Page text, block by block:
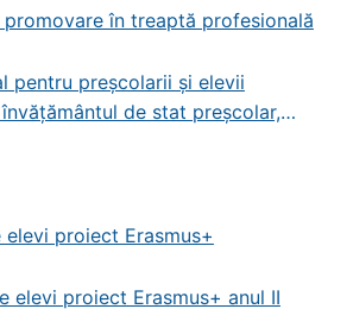
în treaptă profesională
pentru preșcolarii și elevii
de stat preșcolar,
proiect Erasmus+
elevi proiect Erasmus+ anul II